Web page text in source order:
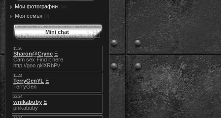
Мои фотографии
Моя семья
Mini chat